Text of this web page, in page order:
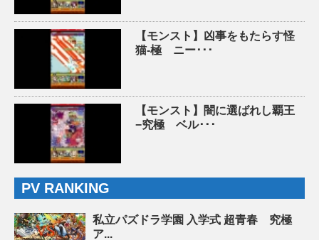
【モンスト】凶事をもたらす怪
猫-極 ニー･･･
【モンスト】闇に選ばれし覇王
−究極 ベル･･･
PV RANKING
私立パズドラ学園 入学式 超青春 究極
ア...